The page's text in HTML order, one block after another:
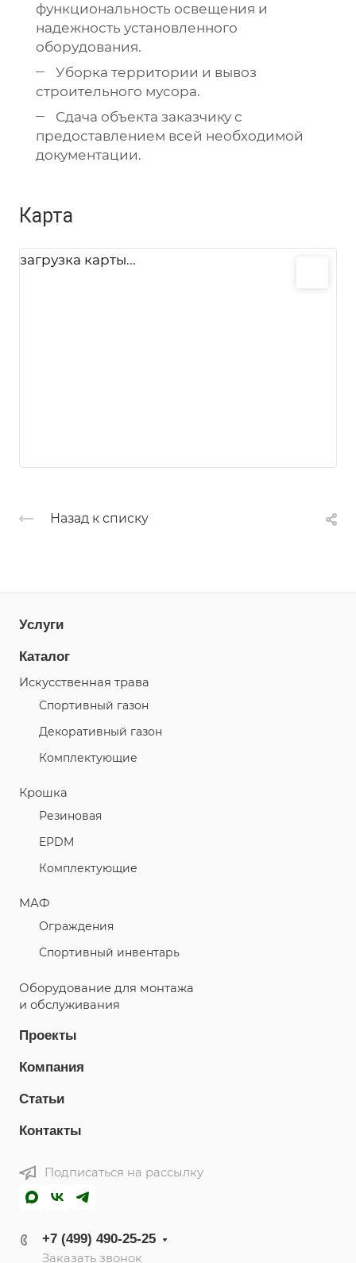
функциональность освещения и
надежность установленного
оборудования.
Уборка территории и вывоз
строительного мусора.
Сдача объекта заказчику с
предоставлением всей необходимой
документации.
Карта
загрузка карты...
Назад к списку
Услуги
Каталог
Искусственная трава
Спортивный газон
Декоративный газон
Комплектующие
Крошка
Резиновая
EPDM
Комплектующие
МАФ
Ограждения
Спортивный инвентарь
Оборудование для монтажа
и обслуживания
Проекты
Компания
Статьи
Контакты
Подписаться на рассылку
MAXВКонтакте
Telegram
+7 (499) 490-25-25